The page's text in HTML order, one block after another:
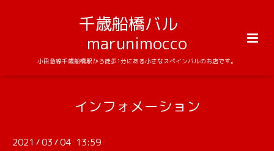
千歳船橋バル
marunimocco
小田急線千歳船橋駅から徒歩1分にある小さなスペインバルのお店です。
インフォメーション
2021 /03 /04 13:59